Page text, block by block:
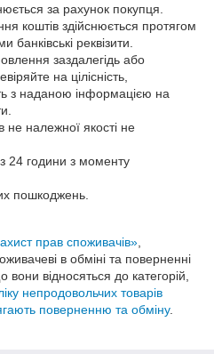
за рахунок покупця.
коштів здійснюється протягом
реквізити.
заздалегідь або
на цілісність,
з наданою інформацією на
не належної якості не
24 години з моменту
пошкоджень.
прав споживачів»
в обміні та поверненні
вони відносяться до категорій,
непродовольчих товарів
поверненню та обміну.